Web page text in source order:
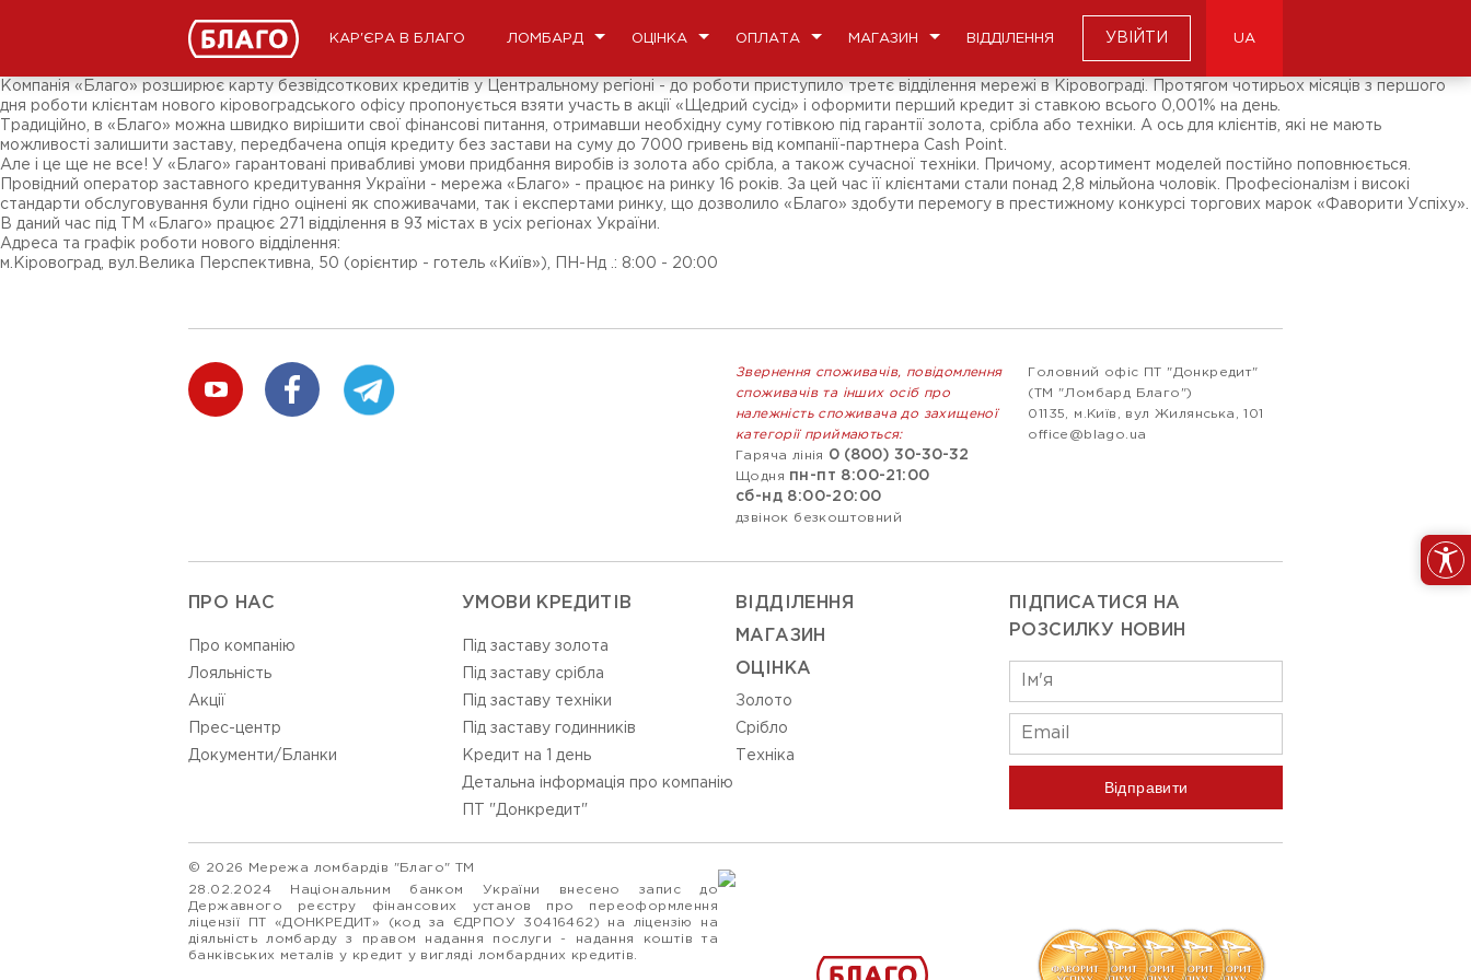
КАР'ЄРА В БЛАГО ЛОМБАРД ОЦІНКА ОПЛАТА МАГАЗИН ВІДДІЛЕННЯ УВІЙТИ UA
Підписники соц-мереж
Компанія «Благо» розширює карту безвідсоткових кредитів у Центральному регіоні - до роботи приступило третє відділення мережі в Кіровограді. Протягом чотирьох місяців з першого
дня роботи клієнтам нового кіровоградського офісу пропонується взяти участь в акції «Щедрий сусід» і оформити перший кредит зі ставкою всього 0,001% на день.
Традиційно, в «Благо» можна швидко вирішити свої фінансові питання, отримавши необхідну суму готівкою під гарантії золота, срібла або техніки. А ось для клієнтів, які не мають
можливості залишити заставу, передбачена опція кредиту без застави на суму до 7000 гривень від компанії-партнера Cash Point.
Але і це ще не все! У «Благо» гарантовані привабливі умови придбання виробів із золота або срібла, а також сучасної техніки. Причому, асортимент моделей постійно поповнюється.
Провідний оператор заставного кредитування України - мережа «Благо» - працює на ринку 16 років. За цей час її клієнтами стали понад 2,8 мільйона чоловік. Професіоналізм і високі
стандарти обслуговування були гідно оцінені як споживачами, так і експертами ринку, що дозволило «Благо» здобути перемогу в престижному конкурсі торгових марок «Фаворити Успіху».
В даний час під ТМ «Благо» працює 271 відділення в 93 містах в усіх регіонах України.
Адреса та графік роботи нового відділення:
м.Кіровоград, вул.Велика Перспективна, 50 (орієнтир - готель «Київ»), ПН-Нд .: 8:00 - 20:00
Звернення споживачів, повідомлення
споживачів та інших осіб про
належність споживача до захищеної
категорії приймаються:
Гаряча лінія
0 (800) 30-30-32
Щодня пн-пт 8:00-21:00
сб-нд 8:00-20:00
дзвінок безкоштовний
Головний офіс ПТ "Донкредит"
(ТМ "Ломбард Благо")
01135, м.Київ, вул Жилянська, 101
office@blago.ua
ПРО НАС
Про компанію
Лояльність
Акції
Прес-центр
Документи/Бланки
УМОВИ КРЕДИТІВ
Під заставу золота
Під заставу срібла
Під заставу техніки
Під заставу годинників
Кредит на 1 день
Детальна інформація про компанію
ПТ "Донкредит"
ВIДДIЛЕННЯ
МАГАЗИН
ОЦIНКА
Золото
Срiбло
Технiка
ПІДПИСАТИСЯ НА
РОЗСИЛКУ НОВИН
Відправити
© 2026 Мережа ломбардів "Благо" ТМ
28.02.2024 Національним банком України внесено запис до
Державного реєстру фінансових установ про переоформлення
ліцензії ПТ «ДОНКРЕДИТ» (код за ЄДРПОУ 30416462) на ліцензію на
діяльність ломбарду з правом надання послуги - надання коштів та
банківських металів у кредит у вигляді ломбардних кредитів.